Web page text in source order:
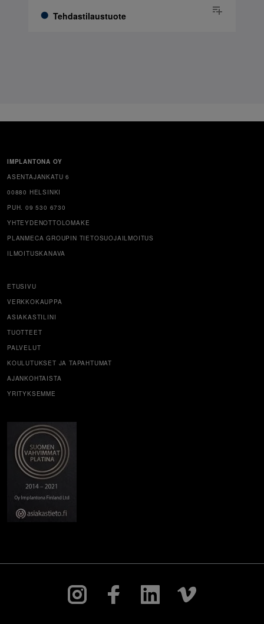
Tehdastilaustuote
IMPLANTONA OY
ASENTAJANKATU 6
00880 HELSINKI
PUH. 09 530 6730
YHTEYDENOTTOLOMAKE
PLANMECA GROUPIN TIETOSUOJAILMOITUS
ILMOITUSKANAVA
ETUSIVU
VERKKOKAUPPA
ASIAKASTILINI
TUOTTEET
PALVELUT
KOULUTUKSET JA TAPAHTUMAT
AJANKOHTAISTA
YRITYKSEMME